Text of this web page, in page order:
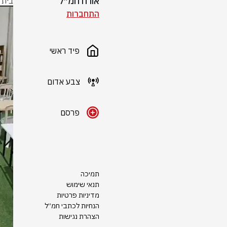
התחברות
פיד ראשי
צבע אדום
פרסם
תמיכה
תנאי שימוש
מדיניות פרטיות
הנחיות לכתבי חמ״ל
הצהרת נגישות